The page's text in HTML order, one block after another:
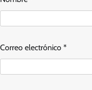
Correo electrónico *